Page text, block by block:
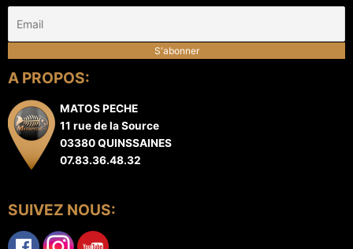
A PROPOS:
MATOS PECHE
11 rue de la Source
03380 QUINSSAINES
07.83.36.48.32
SUIVEZ NOUS: